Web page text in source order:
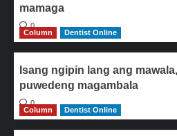
mamaga
0
Column
Dentist Online
Isang ngipin lang ang
puwedeng magambala
0
Column
Dentist Online